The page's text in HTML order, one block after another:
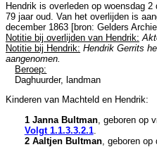
Hendrik is overleden op woensdag 2
79 jaar oud. Van het overlijden is
december 1863 [bron: Gelders
Notitie bij overlijden van Hendrik:
Notitie bij Hendrik: Hendrik Gerrits
aangenomen.
Beroep:
Daghuurder, landman
Kinderen van Machteld en Hendrik:
1 Janna Bultman, geboren op
Volgt 1.1.3.3.2.1.
2 Aaltjen Bultman, geboren op